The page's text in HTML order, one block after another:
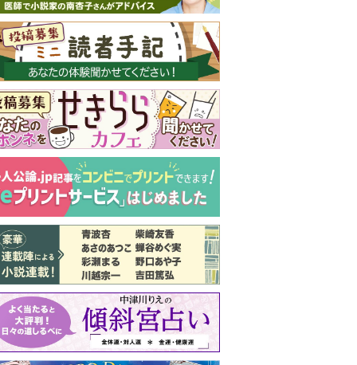
号 好評発売中！
実家の処分から終
の棲家までどうす
る？60代からの家
モンダイ
最新号
次号予告
バックナンバー
注目トピ